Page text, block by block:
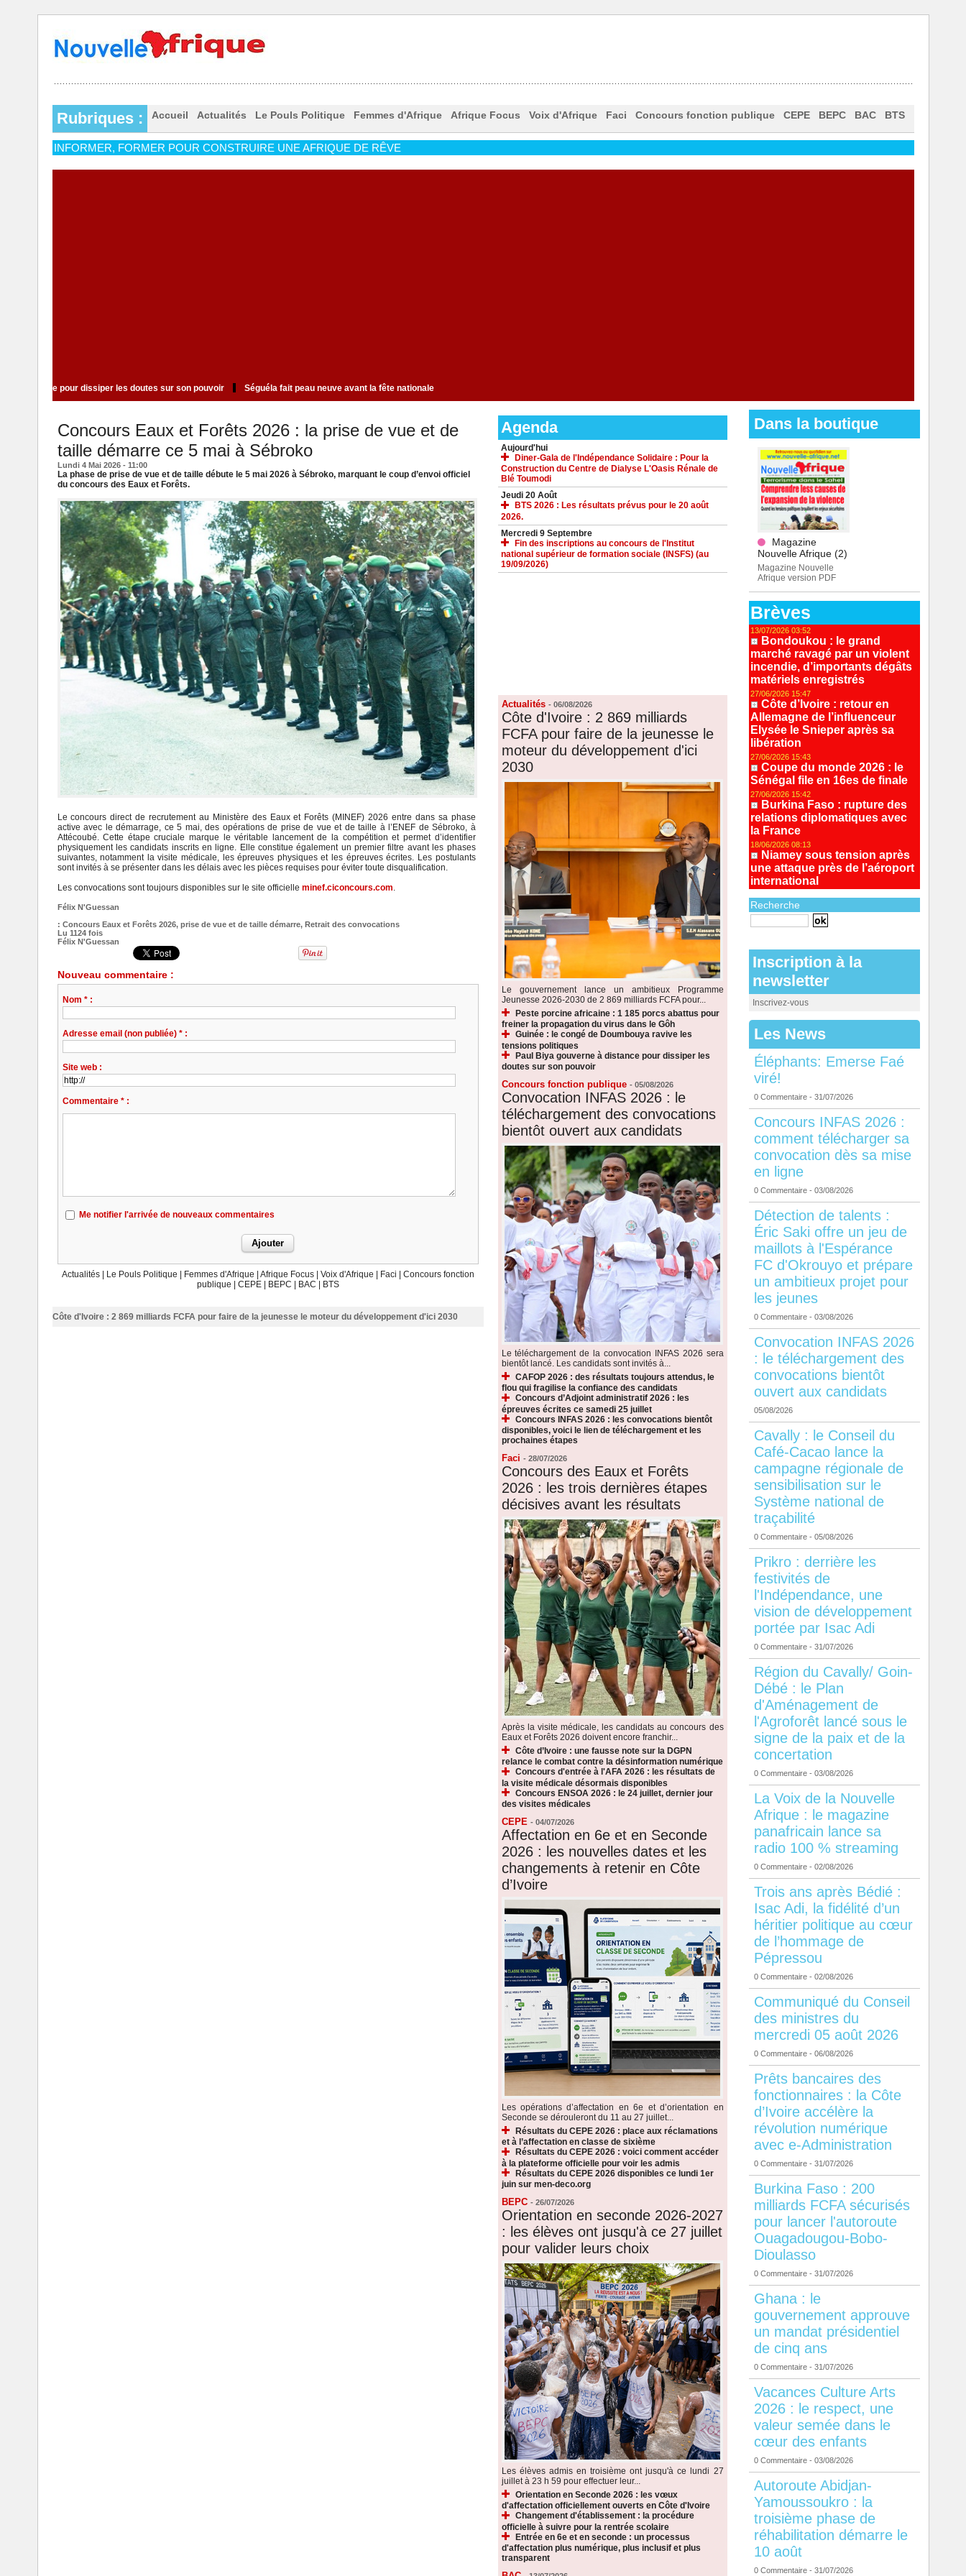
Rubriques : Accueil Actualités Le Pouls Politique Femmes d'Afrique Afrique Focus Voix d'Afrique Faci Concours fonction publique CEPE BEPC BAC BTS
INFORMER, FORMER POUR CONSTRUIRE UNE AFRIQUE DE RÊVE
Paul Biya gouverne à distance pour dissiper les doutes sur son pouvoir Séguéla fait peau neuve avant la fête nationale
Concours Eaux et Forêts 2026 : la prise de vue et de
taille démarre ce 5 mai à Sébroko
Lundi 4 Mai 2026 - 11:00
La phase de prise de vue et de taille débute le 5 mai 2026 à Sébroko, marquant le coup d’envoi officiel
du concours des Eaux et Forêts.
Le concours direct de recrutement au Ministère des Eaux et Forêts (MINEF) 2026 entre dans sa phase
active avec le démarrage, ce 5 mai, des opérations de prise de vue et de taille à l’ENEF de Sébroko, à
Attécoubé. Cette étape cruciale marque le véritable lancement de la compétition et permet d’identifier
physiquement les candidats inscrits en ligne. Elle constitue également un premier filtre avant les phases
suivantes, notamment la visite médicale, les épreuves physiques et les épreuves écrites. Les postulants
sont invités à se présenter dans les délais avec les pièces requises pour éviter toute disqualification.
Les convocations sont toujours disponibles sur le site officielle minef.ciconcours.com
Félix N'Guessan
: Concours Eaux et Forêts 2026, prise de vue et de taille démarre, Retrait des convocations
Lu 1124 fois
Félix N'Guessan
Nouveau commentaire :
Nom * :
Adresse email (non publiée) * :
Site web :
Commentaire * :
Me notifier l'arrivée de nouveaux commentaires
Actualités | Le Pouls Politique | Femmes d'Afrique | Afrique Focus | Voix d'Afrique | Faci | Concours fonction
publique | CEPE | BEPC | BAC | BTS
Côte d'Ivoire : 2 869 milliards FCFA pour faire de la jeunesse le moteur du développement d'ici 2030
Agenda
Aujourd'hui
Diner-Gala de l'Indépendance Solidaire : Pour la
Construction du Centre de Dialyse L'Oasis Rénale de
Blé Toumodi
Jeudi 20 Août
BTS 2026 : Les résultats prévus pour le 20 août
2026.
Mercredi 9 Septembre
Fin des inscriptions au concours de l'Institut
national supérieur de formation sociale (INSFS) (au
19/09/2026)
Actualités - 06/08/2026
Côte d'Ivoire : 2 869 milliards
FCFA pour faire de la jeunesse le
moteur du développement d'ici
2030
Le gouvernement lance un ambitieux Programme
Jeunesse 2026-2030 de 2 869 milliards FCFA pour...
Peste porcine africaine : 1 185 porcs abattus pour
freiner la propagation du virus dans le Gôh
Guinée : le congé de Doumbouya ravive les
tensions politiques
Paul Biya gouverne à distance pour dissiper les
doutes sur son pouvoir
Concours fonction publique - 05/08/2026
Convocation INFAS 2026 : le
téléchargement des convocations
bientôt ouvert aux candidats
Le téléchargement de la convocation INFAS 2026 sera
bientôt lancé. Les candidats sont invités à...
CAFOP 2026 : des résultats toujours attendus, le
flou qui fragilise la confiance des candidats
Concours d’Adjoint administratif 2026 : les
épreuves écrites ce samedi 25 juillet
Concours INFAS 2026 : les convocations bientôt
disponibles, voici le lien de téléchargement et les
prochaines étapes
Faci - 28/07/2026
Concours des Eaux et Forêts
2026 : les trois dernières étapes
décisives avant les résultats
Après la visite médicale, les candidats au concours des
Eaux et Forêts 2026 doivent encore franchir...
Côte d’Ivoire : une fausse note sur la DGPN
relance le combat contre la désinformation numérique
Concours d'entrée à l'AFA 2026 : les résultats de
la visite médicale désormais disponibles
Concours ENSOA 2026 : le 24 juillet, dernier jour
des visites médicales
CEPE - 04/07/2026
Affectation en 6e et en Seconde
2026 : les nouvelles dates et les
changements à retenir en Côte
d’Ivoire
Les opérations d’affectation en 6e et d’orientation en
Seconde se dérouleront du 11 au 27 juillet...
Résultats du CEPE 2026 : place aux réclamations
et à l’affectation en classe de sixième
Résultats du CEPE 2026 : voici comment accéder
à la plateforme officielle pour voir les admis
Résultats du CEPE 2026 disponibles ce lundi 1er
juin sur men-deco.org
BEPC - 26/07/2026
Orientation en seconde 2026-2027
: les élèves ont jusqu'à ce 27 juillet
pour valider leurs choix
Les élèves admis en troisième ont jusqu'à ce lundi 27
juillet à 23 h 59 pour effectuer leur...
Orientation en Seconde 2026 : les vœux
d'affectation officiellement ouverts en Côte d'Ivoire
Changement d'établissement : la procédure
officielle à suivre pour la rentrée scolaire
Entrée en 6e et en seconde : un processus
d'affectation plus numérique, plus inclusif et plus
transparent
Dans la boutique
Magazine
Nouvelle Afrique (2)
Magazine Nouvelle
Afrique version PDF
Brèves
13/07/2026 03:52
Bondoukou : le grand
marché ravagé par un violent
incendie, d’importants dégâts
matériels enregistrés
27/06/2026 15:47
Côte d’Ivoire : retour en
Allemagne de l’influenceur
Elysée le Snieper après sa
libération
27/06/2026 15:43
Coupe du monde 2026 : le
Sénégal file en 16es de finale
27/06/2026 15:42
Burkina Faso : rupture des
relations diplomatiques avec
la France
18/06/2026 08:13
Niamey sous tension après
une attaque près de l’aéroport
international
Recherche
Inscription à la
newsletter
Inscrivez-vous
Les News
Éléphants: Emerse Faé
viré!
0 Commentaire - 31/07/2026
Concours INFAS 2026 :
comment télécharger sa
convocation dès sa mise
en ligne
0 Commentaire - 03/08/2026
Détection de talents :
Éric Saki offre un jeu de
maillots à l'Espérance
FC d'Okrouyo et prépare
un ambitieux projet pour
les jeunes
0 Commentaire - 03/08/2026
Convocation INFAS 2026
: le téléchargement des
convocations bientôt
ouvert aux candidats
05/08/2026
Cavally : le Conseil du
Café-Cacao lance la
campagne régionale de
sensibilisation sur le
Système national de
traçabilité
0 Commentaire - 05/08/2026
Prikro : derrière les
festivités de
l'Indépendance, une
vision de développement
portée par Isac Adi
0 Commentaire - 31/07/2026
Région du Cavally/ Goin-
Débé : le Plan
d'Aménagement de
l'Agroforêt lancé sous le
signe de la paix et de la
concertation
0 Commentaire - 03/08/2026
La Voix de la Nouvelle
Afrique : le magazine
panafricain lance sa
radio 100 % streaming
0 Commentaire - 02/08/2026
Trois ans après Bédié :
Isac Adi, la fidélité d’un
héritier politique au cœur
de l’hommage de
Pépressou
0 Commentaire - 02/08/2026
Communiqué du Conseil
des ministres du
mercredi 05 août 2026
0 Commentaire - 06/08/2026
Prêts bancaires des
fonctionnaires : la Côte
d’Ivoire accélère la
révolution numérique
avec e-Administration
0 Commentaire - 31/07/2026
Burkina Faso : 200
milliards FCFA sécurisés
pour lancer l'autoroute
Ouagadougou-Bobo-
Dioulasso
0 Commentaire - 31/07/2026
Ghana : le
gouvernement approuve
un mandat présidentiel
de cinq ans
0 Commentaire - 31/07/2026
Vacances Culture Arts
2026 : le respect, une
valeur semée dans le
cœur des enfants
0 Commentaire - 03/08/2026
Autoroute Abidjan-
Yamoussoukro : la
troisième phase de
réhabilitation démarre le
10 août
0 Commentaire - 31/07/2026